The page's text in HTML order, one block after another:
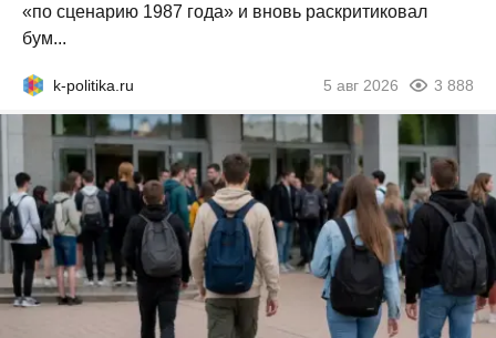
«по сценарию 1987 года» и вновь раскритиковал
бум...
k-politika.ru 5 авг 2026 3 888